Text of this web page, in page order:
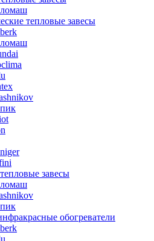
тепловые завесы
завесы
обогреватели